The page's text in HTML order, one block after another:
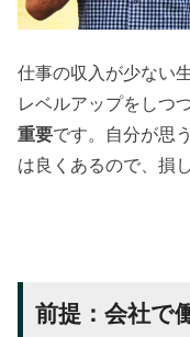
仕事の収入が少ない
レベルアップをしつ
重要です。自分が思
は良くあるので、損
前提：会社で